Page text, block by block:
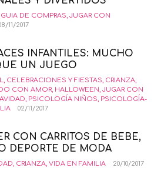
GUIA DE COMPRAS, JUGAR CON
11/2017
INFANTILES: MUCHO
UN JUEGO
, CELEBRACIONES Y FIESTAS, CRIANZA,
CON AMOR, HALLOWEEN, JUGAR CON
, PSICOLOGÍA NIÑOS, PSICOLOGÍA-
02/11/2017
CON CARRITOS DE BEBE,
DEPORTE DE MODA
, CRIANZA, VIDA EN FAMILIA 20/10/2017